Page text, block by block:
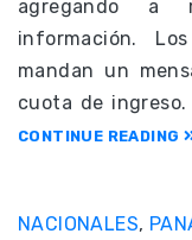
agregando a
información.
mandan un
cuota de
CONTINUE READING
NACIONALES,